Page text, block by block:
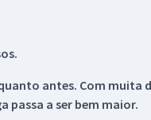
antes. Com muita
passa a ser bem maior.